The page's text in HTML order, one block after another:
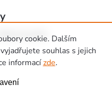
cookie. Dalším
souhlas s jejich
informacízde.
Dětské domečky